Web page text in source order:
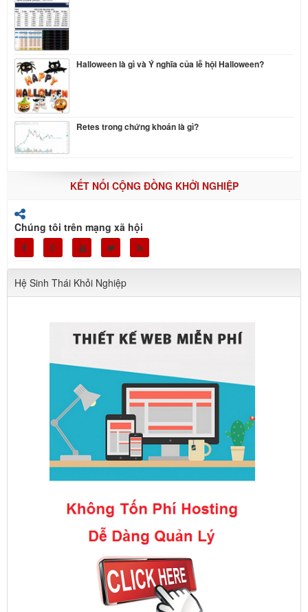
Halloween là gì và Ý nghĩa của lễ hội Halloween?
Retes trong chứng khoán là gì?
KẾT NỐI CỘNG ĐỒNG KHỞI NGHIỆP
Chúng tôi trên mạng xã hội
Hệ Sinh Thái Khỏi Nghiệp